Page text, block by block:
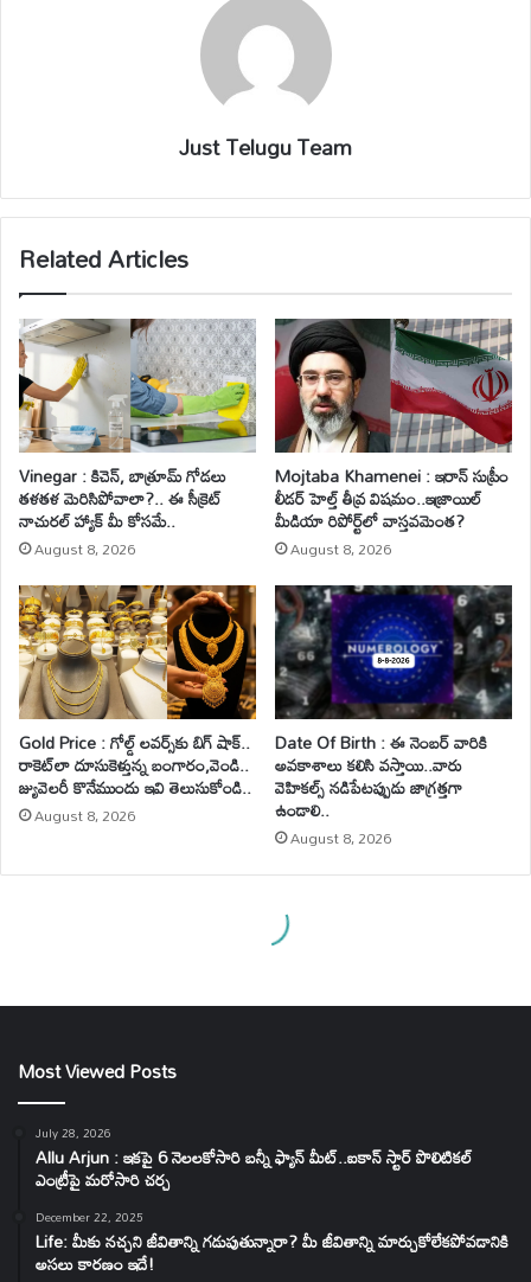
Most Viewed Posts
July 28, 2026
Allu Arjun : ఇకపై 6 నెలలకోసారి బన్నీ ఫ్యాన్ మీట్..ఐకాన్ స్టార్ పొలిటికల్
ఎంట్రీపై మరోసారి చర్చ
December 22, 2025
Life: మీకు నచ్చని జీవితాన్ని గడుపుతున్నారా? మీ జీవితాన్ని మార్చుకోలేకపోవడానికి
అసలు కారణం ఇదే!